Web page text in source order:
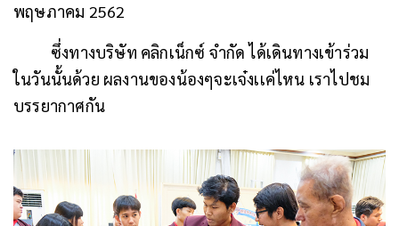
พฤษภาคม 2562
ซึ่งทางบริษัท คลิกเน็กซ์ จำกัด ได้เดินทางเข้าร่วม
ในวันนั้นด้วย ผลงานของน้องๆจะเจ๋งเเค่ไหน เราไปชม
บรรยากาศกัน